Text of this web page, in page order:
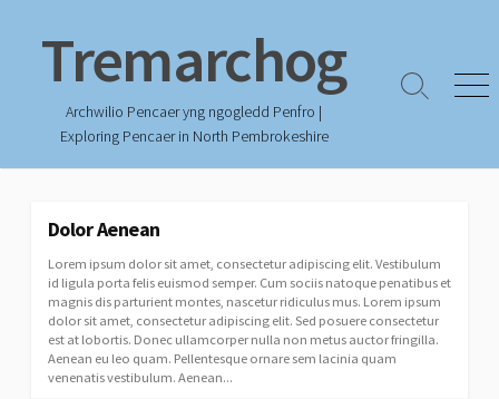
Tremarchog
Archwilio Pencaer yng ngogledd Penfro |
Exploring Pencaer in North Pembrokeshire
Search
Dolor Aenean
Lorem ipsum dolor sit amet, consectetur adipiscing elit. Vestibulum
id ligula porta felis euismod semper. Cum sociis natoque penatibus et
magnis dis parturient montes, nascetur ridiculus mus. Lorem ipsum
dolor sit amet, consectetur adipiscing elit. Sed posuere consectetur
est at lobortis. Donec ullamcorper nulla non metus auctor fringilla.
Aenean eu leo quam. Pellentesque ornare sem lacinia quam
venenatis vestibulum. Aenean...